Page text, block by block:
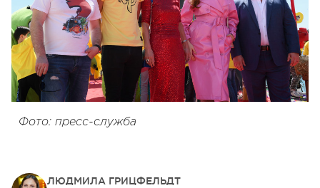
Фото: пресс-служба
ЛЮДМИЛА ГРИЦФЕЛЬДТ